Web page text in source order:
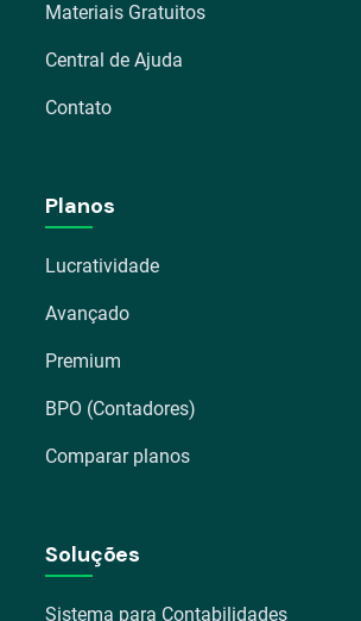
Materiais Gratuitos
Central de Ajuda
Contato
Planos
Lucratividade
Avançado
Premium
BPO (Contadores)
Comparar planos
Soluções
Sistema para Contabilidades